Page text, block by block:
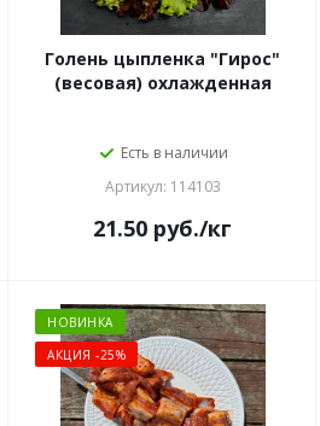
Голень цыпленка "Гирос"
(весовая) охлажденная
Есть в наличии
Артикул: 114103
21.50 руб./кг
НОВИНКА
АКЦИЯ -25%